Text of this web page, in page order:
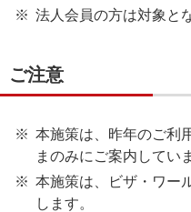
法人会員の方は対象と
ご注意
本施策は、昨年のご利
まのみにご案内してい
本施策は、ビザ・ワー
します。